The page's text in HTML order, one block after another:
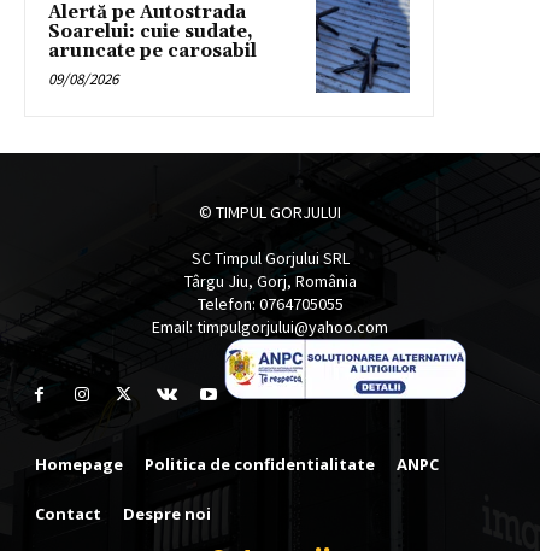
Alertă pe Autostrada
Soarelui: cuie sudate,
aruncate pe carosabil
09/08/2026
© TIMPUL GORJULUI
SC Timpul Gorjului SRL
Târgu Jiu, Gorj, România
Telefon: 0764705055
Email: timpulgorjului@yahoo.com
Homepage Politica de confidentialitate ANPC
Contact Despre noi